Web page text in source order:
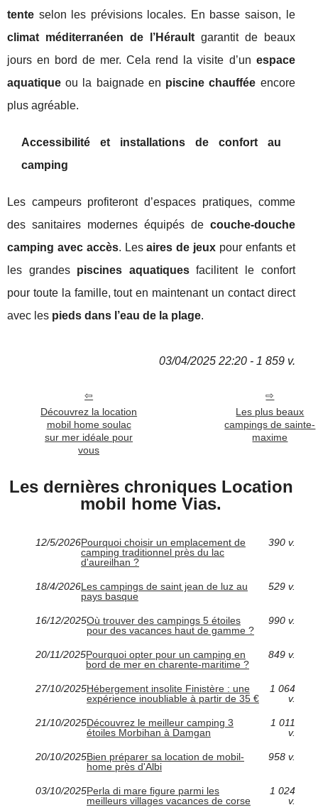
tente selon les prévisions locales. En basse saison, le
climat méditerranéen de l’Héraultgarantit de beaux
jours en bord de mer. Cela rend la visite d’un espace
aquatique ou la baignade en piscine chauffée encore
plus agréable.
Accessibilité et installations de confort au
camping
Les campeurs profiteront d’espaces pratiques, comme
des sanitaires modernes équipés de couche-douche
camping avec accès. Lesaires de jeux pour enfants et
les grandes piscines aquatiquesfacilitent le confort
pour toute la famille, tout en maintenant un contact direct
avec les pieds dans l’eau de la plage.
03/04/2025 22:20 - 1 859 v.
Découvrez la location
mobil home soulac
sur mer idéale pour
vous
Les plus beaux
campings de sainte-
maxime
Les dernières chroniques Location
mobil home Vias.
12/5/2026Pourquoi choisir un emplacement de
camping traditionnel près du lac
d'aureilhan ?
390 v.
18/4/2026Les campings de saint jean de luz au
pays basque
529 v.
16/12/2025Où trouver des campings 5 étoiles
pour des vacances haut de gamme ?
990 v.
20/11/2025Pourquoi opter pour un camping en
bord de mer en charente-maritime ?
849 v.
27/10/2025Hébergement insolite Finistère : une
expérience inoubliable à partir de 35 €
1 064
v.
21/10/2025Découvrez le meilleur camping 3
étoiles Morbihan à Damgan
1 011
v.
20/10/2025Bien préparer sa location de mobil-
home près d'Albi
958 v.
03/10/2025Perla di mare figure parmi les
meilleurs villages vacances de corse
1 024
v.